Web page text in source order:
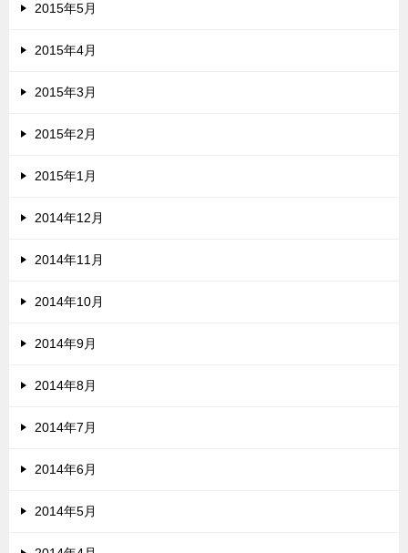
2015年5月
2015年4月
2015年3月
2015年2月
2015年1月
2014年12月
2014年11月
2014年10月
2014年9月
2014年8月
2014年7月
2014年6月
2014年5月